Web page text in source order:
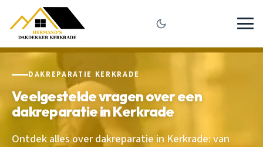
DAKREPARATIE KERKRADE
Veelgestelde vragen over een
dakreparatie in Kerkrade
Ontdek alles over dakreparatie in Kerkrade: van